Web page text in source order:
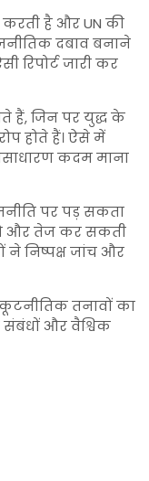
करती है और UN की
दबाव बनाने
रिपोर्ट जारी कर
हैं, जिन पर युद्ध के
होते हैं। ऐसे में
कदम माना
पर पड़ सकता
को और तेज कर सकती
ने निष्पक्ष जांच और
तनावों का
संबंधों और वैश्विक